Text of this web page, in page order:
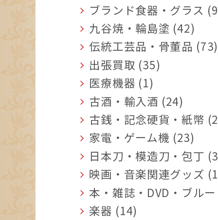
ブランド食器・グラス
九谷焼・輪島塗 (42)
伝統工芸品・骨董品 (73)
出張買取 (35)
医療機器 (1)
古酒・輸入酒 (24)
古銭・記念硬貨・紙幣
家電・ゲーム機 (23)
日本刀・模造刀・包丁
映画・音楽関連グッズ
本・雑誌・DVD・ブル
楽器 (14)